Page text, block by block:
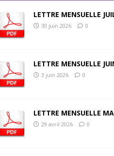
LETTRE MENSUELLE
30 juin 2026 0
LETTRE MENSUELLE
3 juin 2026 0
LETTRE MENSUELLE
29 avril 2026 0